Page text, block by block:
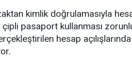
kimlik doğrulamasıyla
pasaport kullanması
hesap